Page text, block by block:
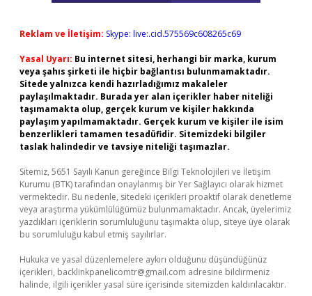
Reklam ve İletişim: Skype: live:.cid.575569c608265c69
Yasal Uyarı: Bu internet sitesi, herhangi bir marka, kurum
veya şahıs şirketi ile hiçbir bağlantısı bulunmamaktadır.
Sitede yalnızca kendi hazırladığımız makaleler
paylaşılmaktadır. Burada yer alan içerikler haber niteliği
taşımamakta olup, gerçek kurum ve kişiler hakkında
paylaşım yapılmamaktadır. Gerçek kurum ve kişiler ile isim
benzerlikleri tamamen tesadüfidir. Sitemizdeki bilgiler
taslak halindedir ve tavsiye niteliği taşımazlar.
Sitemiz, 5651 Sayılı Kanun gereğince Bilgi Teknolojileri ve İletişim
Kurumu (BTK) tarafından onaylanmış bir Yer Sağlayıcı olarak hizmet
vermektedir. Bu nedenle, sitedeki içerikleri proaktif olarak denetleme
veya araştırma yükümlülüğümüz bulunmamaktadır. Ancak, üyelerimiz
yazdıkları içeriklerin sorumluluğunu taşımakta olup, siteye üye olarak
bu sorumluluğu kabul etmiş sayılırlar.
Hukuka ve yasal düzenlemelere aykırı olduğunu düşündüğünüz
içerikleri, backlinkpanelicomtr@gmail.com adresine bildirmeniz
halinde, ilgili içerikler yasal süre içerisinde sitemizden kaldırılacaktır.